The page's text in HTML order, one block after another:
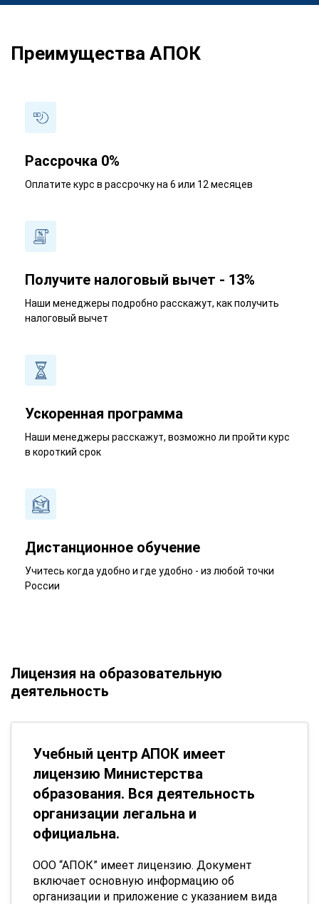
Преимущества АПОК
Рассрочка 0%
Оплатите курс в рассрочку на 6 или 12 месяцев
Получите налоговый вычет - 13%
Наши менеджеры подробно расскажут, как получить
налоговый вычет
Ускоренная программа
Наши менеджеры расскажут, возможно ли пройти курс
в короткий срок
Дистанционное обучение
Учитесь когда удобно и где удобно - из любой точки
России
Лицензия на образовательную
деятельность
Учебный центр АПОК имеет
лицензию Министерства
образования. Вся деятельность
организации легальна и
официальна.
ООО “АПОК” имеет лицензию. Документ
включает основную информацию об
организации и приложение с указанием вида